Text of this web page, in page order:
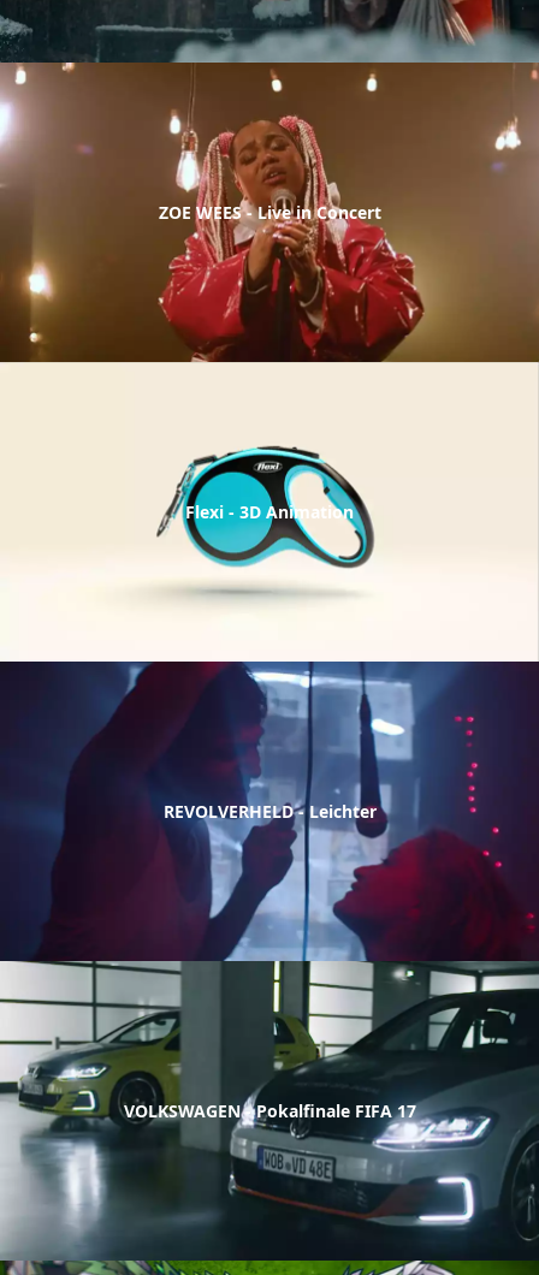
ZOE WEES - Live in Concert
Flexi - 3D Animation
REVOLVERHELD - Leichter
VOLKSWAGEN - Pokalfinale FIFA 17